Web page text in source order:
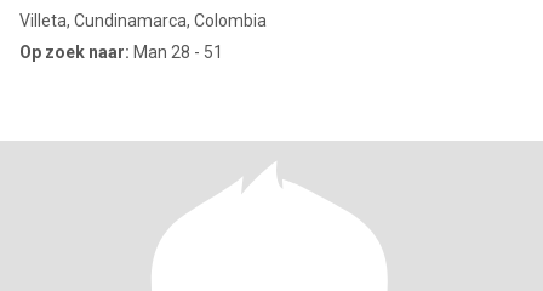
Villeta, Cundinamarca, Colombia
Op zoek naar: Man 28 - 51